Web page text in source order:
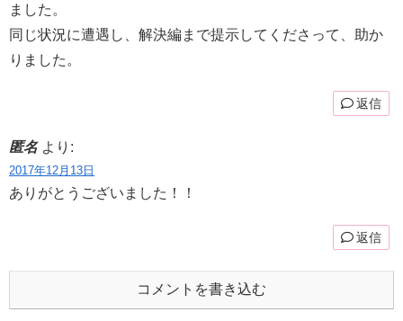
ました。
同じ状況に遭遇し、解決編まで提示してくださって、助か
りました。
返信
匿名 より:
2017年12月13日
ありがとうございました！！
返信
コメントを書き込む